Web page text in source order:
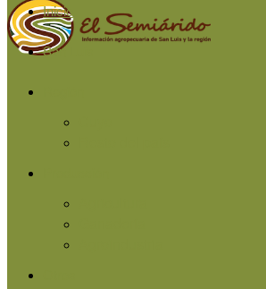
Inicio
San Luis